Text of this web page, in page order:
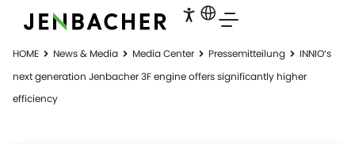
HOME News & Media Media Center Pressemitteilung
INNIO‘s
next generation Jenbacher 3F engine offers significantly higher
efficiency